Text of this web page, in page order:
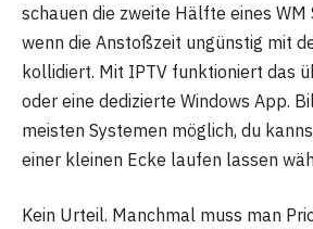
schauen die zweite Hälfte eines WM
wenn die Anstoßzeit ungünstig mit
kollidiert. Mit IPTV funktioniert das
oder eine dedizierte Windows App.
meisten Systemen möglich, du
einer kleinen Ecke laufen lassen
Kein Urteil. Manchmal muss man